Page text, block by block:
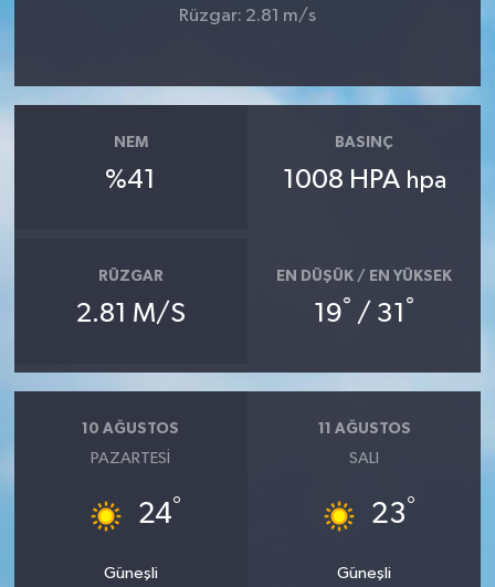
Rüzgar: 2.81 m/s
NEM
%41
BASINÇ
1008 HPA hpa
RÜZGAR
2.81 M/S
EN DÜŞÜK / EN YÜKSEK
19° / 31 °
10 AĞUSTOS
PAZARTESI
24°
Güneşli
11 AĞUSTOS
SALI
23°
Güneşli